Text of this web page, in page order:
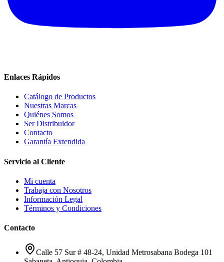
Enlaces Rápidos
Catálogo de Productos
Nuestras Marcas
Quiénes Somos
Ser Distribuidor
Contacto
Garantía Extendida
Servicio al Cliente
Mi cuenta
Trabaja con Nosotros
Información Legal
Términos y Condiciones
Contacto
Calle 57 Sur # 48-24, Unidad Metrosabana Bodega 101